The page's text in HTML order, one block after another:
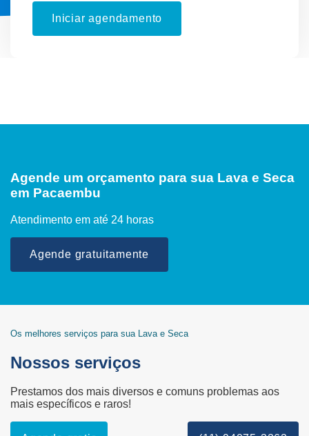
Iniciar agendamento
Agende um orçamento para sua Lava e Seca
em Pacaembu
Atendimento em até 24 horas
Agende gratuitamente
Os melhores serviços para sua Lava e Seca
Nossos serviços
Prestamos dos mais diversos e comuns problemas aos
mais específicos e raros!